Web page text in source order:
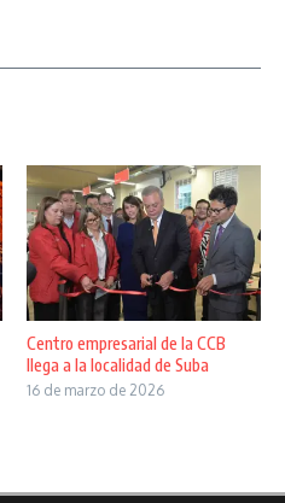
Centro empresarial de la CCB
llega a la localidad de Suba
16 de marzo de 2026